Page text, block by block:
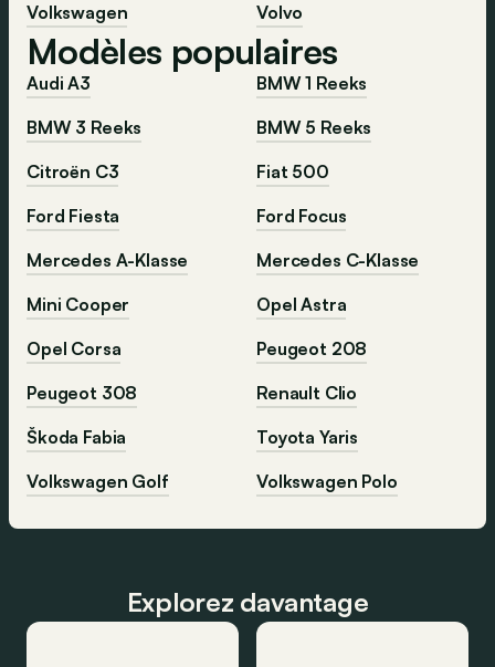
Volkswagen
Volvo
Modèles populaires
Audi A3
BMW 1 Reeks
BMW 3 Reeks
BMW 5 Reeks
Citroën C3
Fiat 500
Ford Fiesta
Ford Focus
Mercedes A-Klasse
Mercedes C-Klasse
Mini Cooper
Opel Astra
Opel Corsa
Peugeot 208
Peugeot 308
Renault Clio
Škoda Fabia
Toyota Yaris
Volkswagen Golf
Volkswagen Polo
Explorez davantage